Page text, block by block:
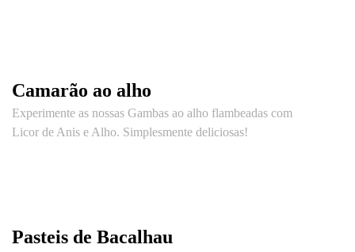
Camarão ao alho
Experimente as nossas Gambas ao alho flambeadas com
Licor de Anis e Alho. Simplesmente deliciosas!
Pasteis de Bacalhau